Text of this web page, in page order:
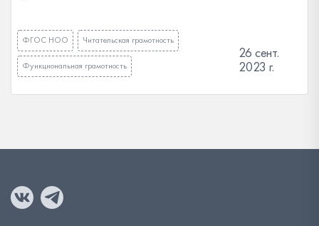
ФГОС НОО Читательская грамотность
Функциональная грамотность
26 сент.
2023 г.